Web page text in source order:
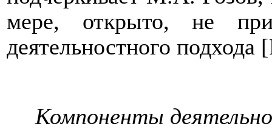
мере, открыто, не
деятельностного
Компоненты